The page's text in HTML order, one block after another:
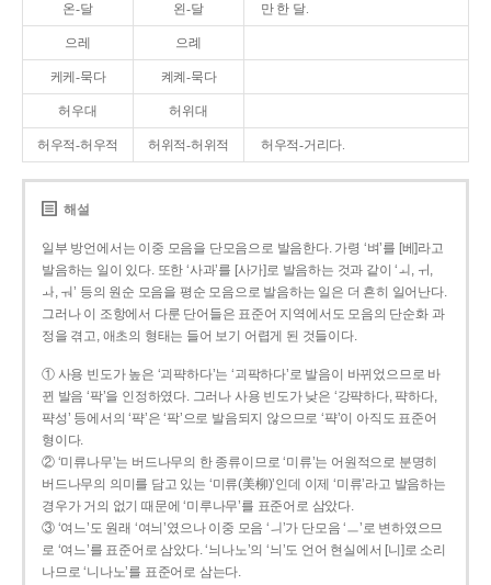
온-달 왼-달 만 한 달.
으레 으례
케케-묵다 켸켸-묵다
허우대 허위대
허우적-허우적 허위적-허위적 허우적-거리다.
해설
일부 방언에서는 이중 모음을 단모음으로 발음한다. 가령 ‘벼’를 [베]라고
발음하는 일이 있다. 또한 ‘사과’를 [사가]로 발음하는 것과 같이 ‘ㅚ, ㅟ,
ㅘ, ㅝ’ 등의 원순 모음을 평순 모음으로 발음하는 일은 더 흔히 일어난다.
그러나 이 조항에서 다룬 단어들은 표준어 지역에서도 모음의 단순화 과
정을 겪고, 애초의 형태는 들어 보기 어렵게 된 것들이다.
① 사용 빈도가 높은 ‘괴퍅하다’는 ‘괴팍하다’로 발음이 바뀌었으므로 바
뀐 발음 ‘팍’을 인정하였다. 그러나 사용 빈도가 낮은 ‘강퍅하다, 퍅하다,
퍅성’ 등에서의 ‘퍅’은 ‘팍’으로 발음되지 않으므로 ‘퍅’이 아직도 표준어
형이다.
② ‘미류나무’는 버드나무의 한 종류이므로 ‘미류’는 어원적으로 분명히
버드나무의 의미를 담고 있는 ‘미류(美柳)’인데 이제 ‘미류’라고 발음하는
경우가 거의 없기 때문에 ‘미루나무’를 표준어로 삼았다.
③ ‘여느’도 원래 ‘여늬’였으나 이중 모음 ‘ㅢ’가 단모음 ‘ㅡ’로 변하였으므
로 ‘여느’를 표준어로 삼았다. ‘늬나노’의 ‘늬’도 언어 현실에서 [니]로 소리
나므로 ‘니나노’를 표준어로 삼는다.